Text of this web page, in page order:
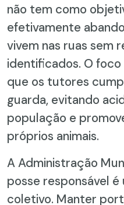
não tem como
efetivamente
vivem nas ruas sem
identificados. O
que os tutores
guarda, evitando
população e
próprios animais.
A Administração
posse responsável
coletivo. Manter